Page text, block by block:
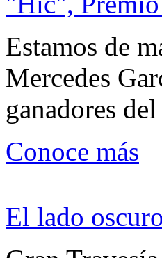
Estamos de
Mercedes
ganadores
Conoce más
El lado